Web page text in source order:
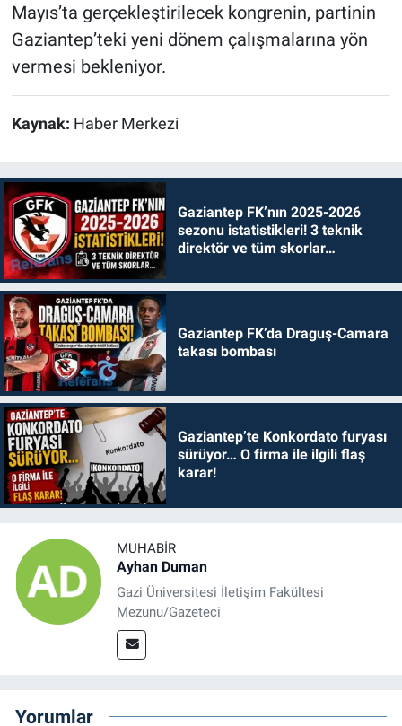
Mayıs’ta gerçekleştirilecek kongrenin, partinin
Gaziantep’teki yeni dönem çalışmalarına yön
vermesi bekleniyor.
Kaynak: Haber Merkezi
Gaziantep FK’nın 2025-2026
sezonu istatistikleri! 3 teknik
direktör ve tüm skorlar…
Gaziantep FK’da Draguş-Camara
takası bombası
Gaziantep’te Konkordato furyası
sürüyor… O firma ile ilgili flaş
karar!
MUHABIR
Ayhan Duman
Gazi Üniversitesi İletişim Fakültesi
Mezunu/Gazeteci
Yorumlar